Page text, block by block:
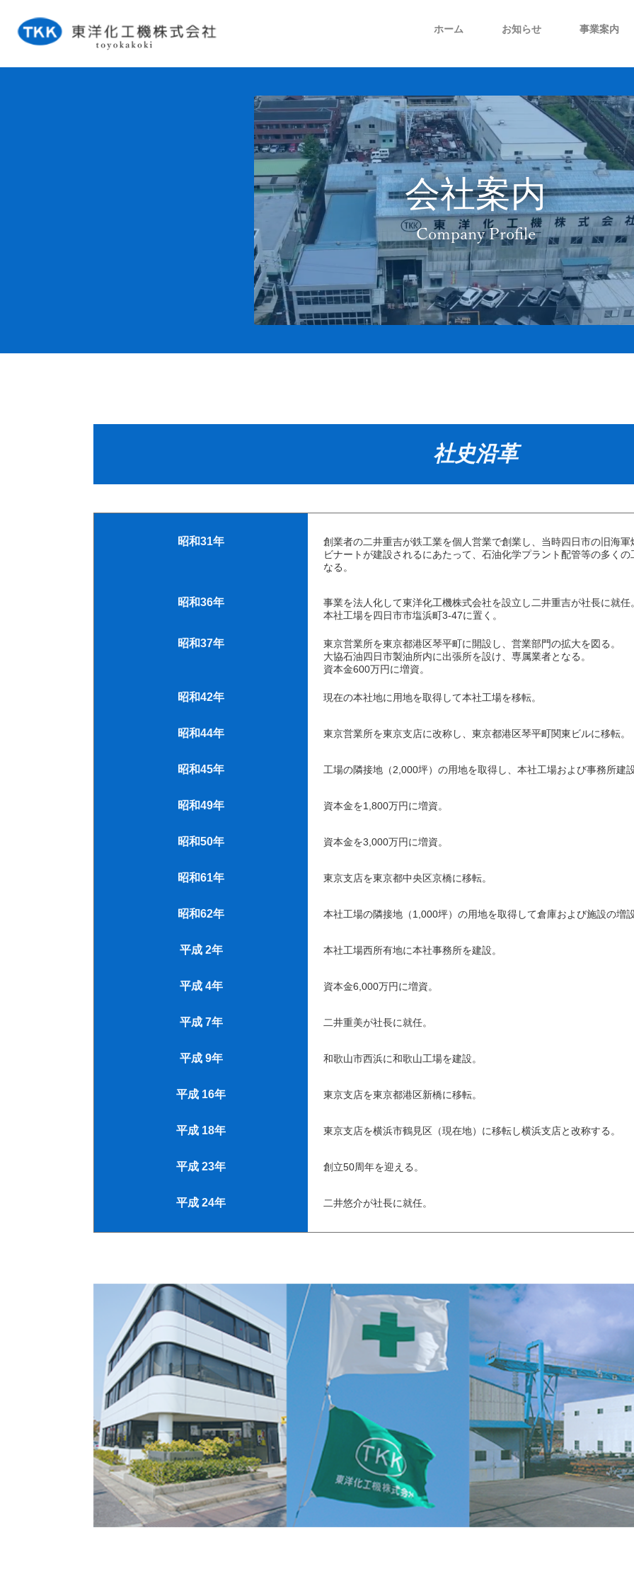
ホーム お知らせ 事業案内
タンク事業 メンテナンス事業 プラント事業
会社概要 ごあいさつ
会社案内
Company Profile
社史沿革
昭和31年
創業者の二井重吉が鉄工業を個人営業で創業し、当時四日市の旧海
ビナートが建設されるにあたって、石油化学プラント配管等の多く
なる。
昭和36年
事業を法人化して東洋化工機株式会社を設立し二井重吉が社長に就任
本社工場を四日市市塩浜町3-47に置く。
昭和37年
東京営業所を東京都港区琴平町に開設し、営業部門の拡大を図る。
大協石油四日市製油所内に出張所を設け、専属業者となる。
資本金600万円に増資。
昭和42年 現在の本社地に用地を取得して本社工場を移転。
昭和44年 東京営業所を東京支店に改称し、東京都港区琴平町関東ビルに移転。
昭和45年 工場の隣接地（2,000坪）の用地を取得し、本社工場および事務所建設
昭和49年 資本金を1,800万円に増資。
昭和50年 資本金を3,000万円に増資。
昭和61年 東京支店を東京都中央区京橋に移転。
昭和62年 本社工場の隣接地（1,000坪）の用地を取得して倉庫および施設の増設
平成 2年 本社工場西所有地に本社事務所を建設。
平成 4年 資本金6,000万円に増資。
平成 7年 二井重美が社長に就任。
平成 9年 和歌山市西浜に和歌山工場を建設。
平成 16年 東京支店を東京都港区新橋に移転。
平成 18年 東京支店を横浜市鶴見区（現在地）に移転し横浜支店と改称する。
平成 23年 創立50周年を迎える。
平成 24年 二井悠介が社長に就任。